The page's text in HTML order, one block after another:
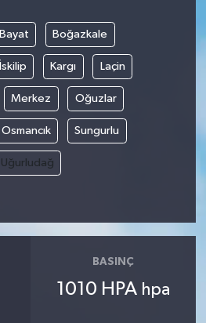
Bayat Boğazkale
İskilip Kargı Laçin
Merkez Oğuzlar
Osmancık Sungurlu
Uğurludağ
BASINÇ
1010 HPA hpa